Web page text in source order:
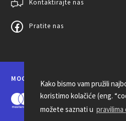
Kako bismo vam pružili
koristimo kolačiće (eng.
možete saznati u
Kontaktirajte nas
Pratite nas
MOGUĆNOSTI PLAĆANJA